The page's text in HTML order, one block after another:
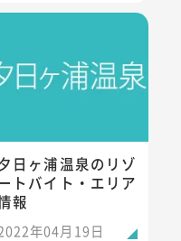
ヶ浦温泉のリゾートバイト
日ヶ浦温泉のリゾ
トバイト・エリア
報
年04月19日